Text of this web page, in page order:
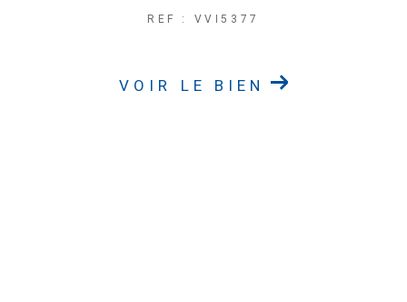
REF : VVI5377
VOIR LE BIEN